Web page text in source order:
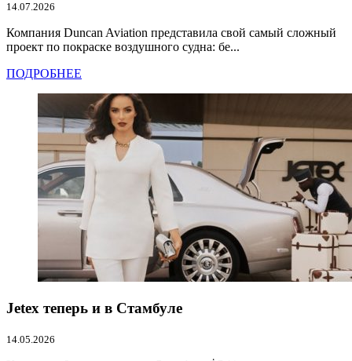
14.07.2026
Компания Duncan Aviation представила свой самый сложный
проект по покраске воздушного судна: бе...
ПОДРОБНЕЕ
Jetex теперь и в Стамбуле
14.05.2026